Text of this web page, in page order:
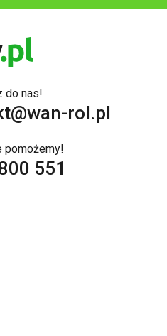
do nas!
rol.pl
pomożemy!
551